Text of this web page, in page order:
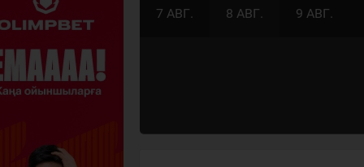
7 АВГ. 8 АВГ. 9 АВГ.